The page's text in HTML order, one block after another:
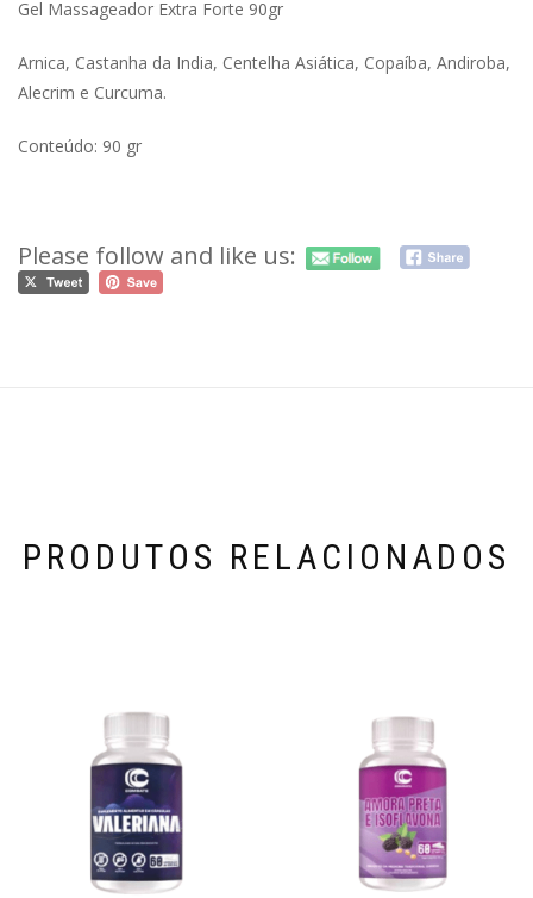
Gel Massageador Extra Forte 90gr
Arnica, Castanha da India, Centelha Asiática, Copaíba, Andiroba,
Alecrim e Curcuma.
Conteúdo: 90 gr
Please follow and like us:
PRODUTOS RELACIONADOS